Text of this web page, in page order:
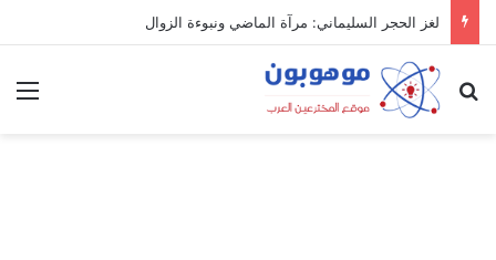
لغز الحجر السليماني: مرآة الماضي ونبوءة الزوال
بحث عن